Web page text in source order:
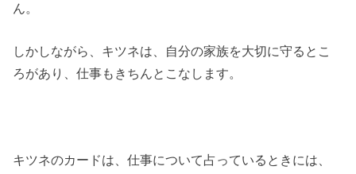
ん。
しかしながら、キツネは、自分の家族を大切に守るとこ
ろがあり、仕事もきちんとこなします。
キツネのカードは、仕事について占っているときには、